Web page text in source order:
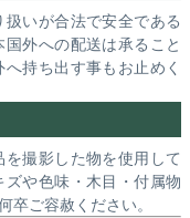
いが合法で安全である
外への配送は承ること
持ち出す事もお止めく
撮影した物を使用して
や色味・木目・付属物
ご容赦ください。